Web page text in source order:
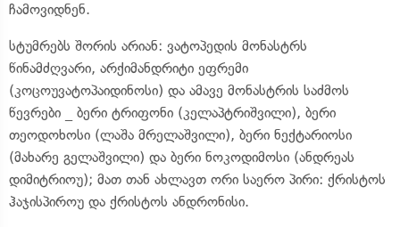
ჩამოვიდნენ.
სტუმრებს შორის არიან: ვატოპედის მონასტრს
წინამძღვარი, არქიმანდრიტი ეფრემი
(კოცოუვატოპაიდინოსი) და ამავე მონასტრის საძმოს
წევრები _ ბერი ტრიფონი (კელაპტრიშვილი), ბერი
თეოდოხოსი (ლაშა მრელაშვილი), ბერი ნექტარიოსი
(მახარე გელაშვილი) და ბერი ნოკოდიმოსი (ანდრეას
დიმიტრიოუ); მათ თან ახლავთ ორი საერო პირი: ქრისტოს
ჰაჯისპიროუ და ქრისტოს ანდრონისი.